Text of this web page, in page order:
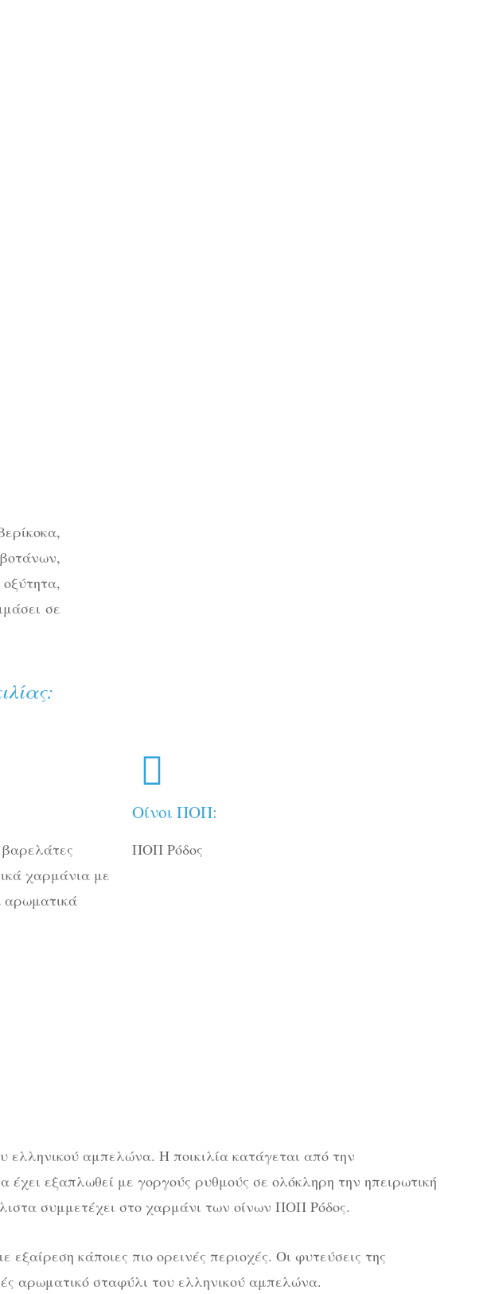
σε
χαρμάνια με
αρωματικά
Οίνοι ΠΟΠ:
ΠΟΠ Ρόδος
ελληνικού αμπελώνα. Η ποικιλία κατάγεται από την
εξαπλωθεί με γοργούς ρυθμούς σε ολόκληρη την ηπειρωτική
συμμετέχει στο χαρμάνι των οίνων ΠΟΠ Ρόδος.
κάποιες πιο ορεινές περιοχές. Οι φυτεύσεις της
αρωματικό σταφύλι του ελληνικού αμπελώνα.